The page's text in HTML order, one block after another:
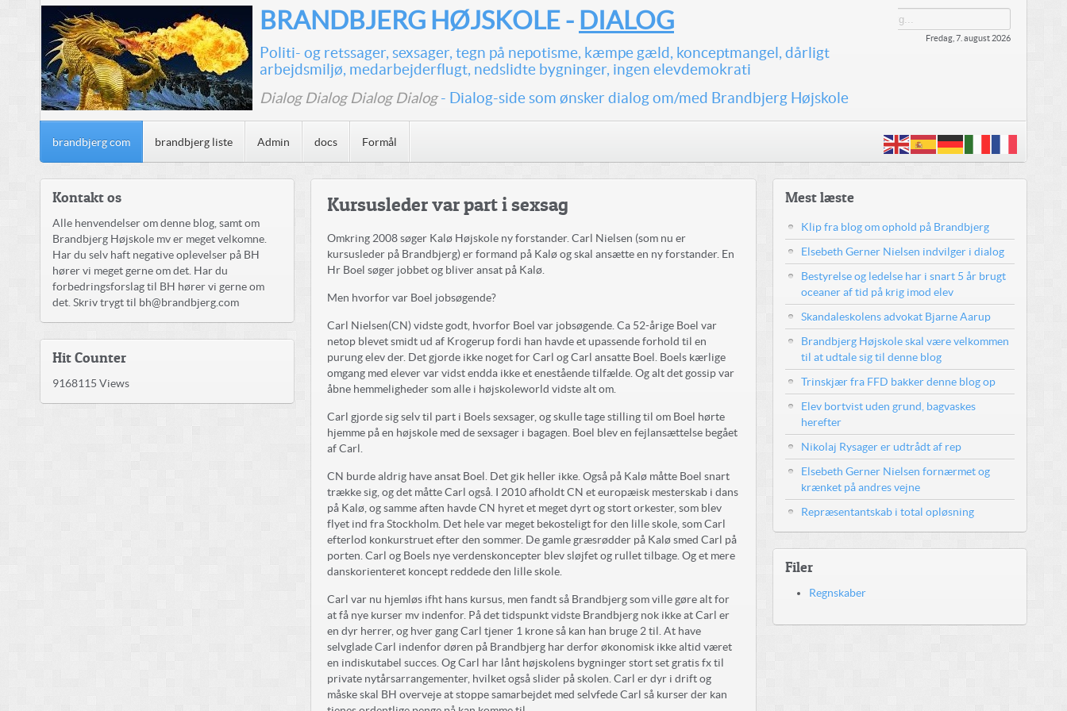
BRANDBJERG HØJSKOLE - DIALOG
Politi- og retssager, sexsager, tegn på nepotisme, kæmpe gæld, konceptmangel, dårligt
arbejdsmiljø, medarbejderflugt, nedslidte bygninger, ingen elevdemokrati
Dialog Dialog Dialog Dialog- Dialog-side som ønsker dialog om/med Brandbjerg Højskole
Fredag, 7. august 2026
brandbjerg com brandbjerg liste Admin docs Formål
Kursusleder var part i sexsag
Omkring 2008 søger Kalø Højskole ny forstander. Carl Nielsen (som nu er
kursusleder på Brandbjerg) er formand på Kalø og skal ansætte en ny forstander. En
Hr Boel søger jobbet og bliver ansat på Kalø.
Men hvorfor var Boel jobsøgende?
Carl Nielsen(CN) vidste godt, hvorfor Boel var jobsøgende. Ca 52-årige Boel var
netop blevet smidt ud af Krogerup fordi han havde et upassende forhold til en
purung elev der. Det gjorde ikke noget for Carl og Carl ansatte Boel. Boels kærlige
omgang med elever var vidst endda ikke et enestående tilfælde. Og alt det gossip var
åbne hemmeligheder som alle i højskoleworld vidste alt om.
Carl gjorde sig selv til part i Boels sexsager, og skulle tage stilling til om Boel hørte
hjemme på en højskole med de sexsager i bagagen. Boel blev en fejlansættelse begået
af Carl.
CN burde aldrig have ansat Boel. Det gik heller ikke. Også på Kalø måtte Boel snart
trække sig, og det måtte Carl også. I 2010 afholdt CN et europæisk mesterskab i dans
på Kalø, og samme aften havde CN hyret et meget dyrt og stort orkester, som blev
flyet ind fra Stockholm. Det hele var meget bekosteligt for den lille skole, som Carl
efterlod konkurstruet efter den sommer. De gamle græsrødder på Kalø smed Carl på
porten. Carl og Boels nye verdenskoncepter blev sløjfet og rullet tilbage. Og et mere
danskorienteret koncept reddede den lille skole.
Carl var nu hjemløs ifht hans kursus, men fandt så Brandbjerg som ville gøre alt for
at få nye kurser mv indenfor. På det tidspunkt vidste Brandbjerg nok ikke at Carl er
en dyr herrer, og hver gang Carl tjener 1 krone så kan han bruge 2 til. At have
selvglade Carl indenfor døren på Brandbjerg har derfor økonomisk ikke altid været
en indiskutabel succes. Og Carl har lånt højskolens bygninger stort set gratis fx til
private nytårsarrangementer, hvilket også slider på skolen. Carl er dyr i drift og
måske skal BH overveje at stoppe samarbejdet med selvfede Carl så kurser der kan
Kontakt os
Alle henvendelser om denne blog, samt om
Brandbjerg Højskole mv er meget velkomne.
Har du selv haft negative oplevelser på BH
hører vi meget gerne om det. Har du
forbedringsforslag til BH hører vi gerne om
det. Skriv trygt til bh@brandbjerg.com
Hit Counter
9168115 Views
Mest læste
Klip fra blog om ophold på Brandbjerg
Elsebeth Gerner Nielsen indvilger i dialog
Bestyrelse og ledelse har i snart 5 år brugt
oceaner af tid på krig imod elev
Skandaleskolens advokat Bjarne Aarup
Brandbjerg Højskole skal være velkommen
til at udtale sig til denne blog
Trinskjær fra FFD bakker denne blog op
Elev bortvist uden grund, bagvaskes
herefter
Nikolaj Rysager er udtrådt af rep
Elsebeth Gerner Nielsen fornærmet og
krænket på andres vejne
Repræsentantskab i total opløsning
Filer
Regnskaber